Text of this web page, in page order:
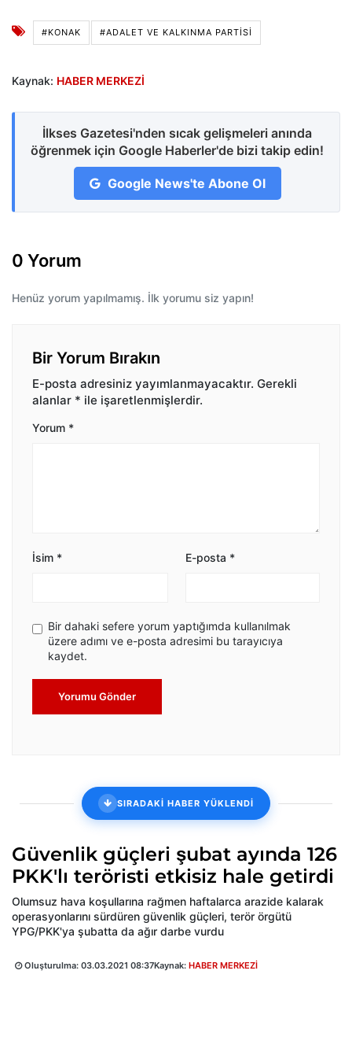
#KONAK #ADALET VE KALKINMA PARTISI
Kaynak: HABER MERKEZİ
İlkses Gazetesi'nden sıcak gelişmeleri anında
öğrenmek için Google Haberler'de bizi takip edin!
Google News'te Abone Ol
0 Yorum
Henüz yorum yapılmamış. İlk yorumu siz yapın!
Bir Yorum Bırakın
E-posta adresiniz yayımlanmayacaktır. Gerekli
alanlar * ile işaretlenmişlerdir.
Yorum *
İsim * E-posta *
Bir dahaki sefere yorum yaptığımda kullanılmak
üzere adımı ve e-posta adresimi bu tarayıcıya
kaydet.
Yorumu Gönder
SIRADAKİ HABER YÜKLENDİ
Güvenlik güçleri şubat ayında 126
PKK'lı teröristi etkisiz hale getirdi
Olumsuz hava koşullarına rağmen haftalarca arazide kalarak
operasyonlarını sürdüren güvenlik güçleri, terör örgütü
YPG/PKK'ya şubatta da ağır darbe vurdu
Oluşturulma: 03.03.2021 08:37Kaynak: HABER MERKEZİ